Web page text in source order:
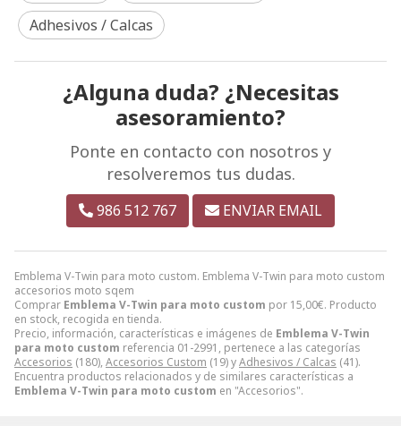
Emblema V-Twin para moto custom. Emblema V-Twin para moto custom
accesorios moto sqem
Comprar Emblema V-Twin para moto custom por 15,00€. Producto
en stock, recogida en tienda.
Precio, información, características e imágenes de Emblema V-Twin
para moto custom referencia 01-2991, pertenece a las categorías
Accesorios (180), Accesorios Custom (19) yAdhesivos / Calcas (41).
Encuentra productos relacionados y de similares características a
Emblema V-Twin para moto custom en "Accesorios".
Adhesivos / Calcas
¿Alguna duda? ¿Necesitas
asesoramiento?
Ponte en contacto con nosotros y
resolveremos tus dudas.
986 512 767 ENVIAR EMAIL